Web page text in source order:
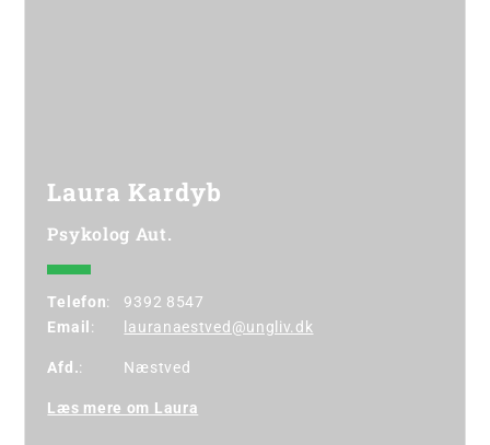
Laura Kardyb
Psykolog Aut.
Telefon:
9392 8547
Email : lauranaestved@ungliv.dk
Afd.: Næstved
Læs mere om Laura